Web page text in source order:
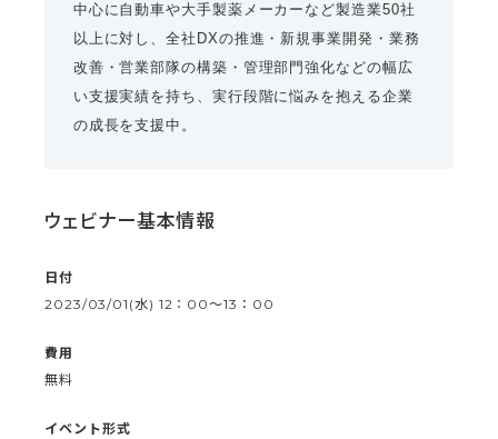
中心に自動車や大手製薬メーカーなど製造業50社
以上に対し、全社DXの推進・新規事業開発・業務
改善・営業部隊の構築・管理部門強化などの幅広
い支援実績を持ち、実行段階に悩みを抱える企業
の成長を支援中。
ウェビナー基本情報
日付
2023/03/01(水) 12：00〜13：00
費用
無料
イベント形式